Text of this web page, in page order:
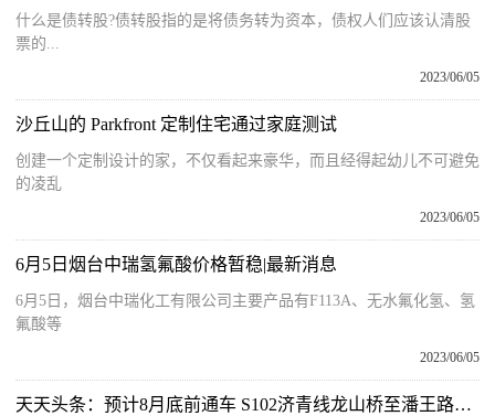
什么是债转股?债转股指的是将债务转为资本，债权人们应该认清股
票的...
2023/06/05
沙丘山的 Parkfront 定制住宅通过家庭测试
创建一个定制设计的家，不仅看起来豪华，而且经得起幼儿不可避免
的凌乱
2023/06/05
6月5日烟台中瑞氢氟酸价格暂稳|最新消息
6月5日，烟台中瑞化工有限公司主要产品有F113A、无水氟化氢、氢
氟酸等
2023/06/05
天天头条：预计8月底前通车 S102济青线龙山桥至潘王路交叉口段养护大中修工程建设正酣